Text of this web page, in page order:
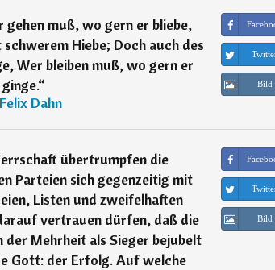
gehen muß, wo gern er bliebe,
Hiebe; Doch auch des
Wer bleiben muß, wo gern er
ginge.“
Felix Dahn
Bild
übertrumpfen die
Parteien sich gegenzeitig mit
Listen und zweifelhaften
vertrauen dürfen, daß die
Mehrheit als Sieger bejubelt
Gott: der Erfolg. Auf welche
Bild